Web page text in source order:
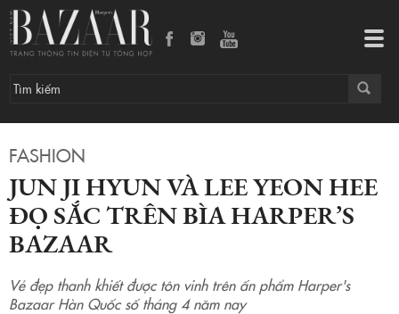
FASHION
JUN JI HYUN VÀ LEE YEON HEE
ĐỌ SẮC TRÊN BÌA HARPER’S
BAZAAR
Vẻ đẹp thanh khiết được tôn vinh trên ấn phẩm Harper's
Bazaar Hàn Quốc số tháng 4 năm nay